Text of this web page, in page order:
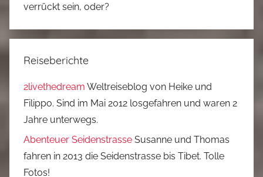
verrückt sein, oder?
Reiseberichte
2livethedream Weltreiseblog von Heike und
Filippo. Sind im Mai 2012 losgefahren und waren 2
Jahre unterwegs.
Abenteuer Seidenstrasse Susanne und Thomas
fahren in 2013 die Seidenstrasse bis Tibet. Tolle
Fotos!